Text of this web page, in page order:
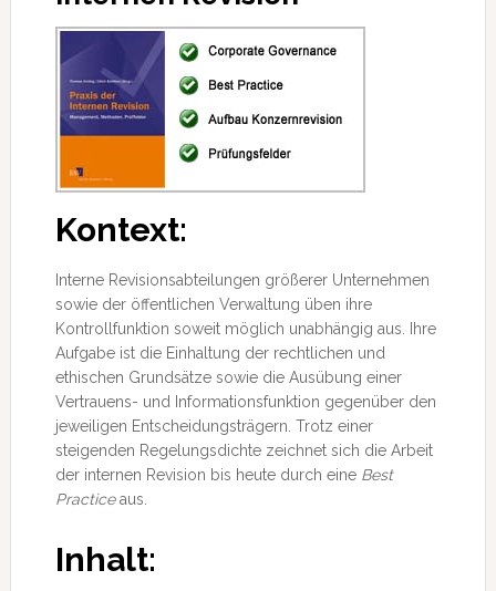
Kontext:
Interne Revisionsabteilungen größerer Unternehmen
sowie der öffentlichen Verwaltung üben ihre
Kontrollfunktion soweit möglich unabhängig aus. Ihre
Aufgabe ist die Einhaltung der rechtlichen und
ethischen Grundsätze sowie die Ausübung einer
Vertrauens- und Informationsfunktion gegenüberden
jeweiligen Entscheidungsträgern. Trotz einer
steigenden Regelungsdichte zeichnet sich die Arbeit
der internen Revision bis heute durch eine Best
Practiceaus.
Inhalt: